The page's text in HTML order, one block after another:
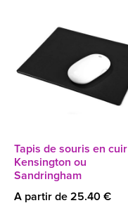
Tapis de souris en cuir
Kensington ou
Sandringham
A partir de 25.40 €